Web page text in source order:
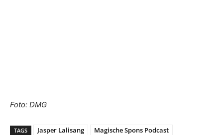
Foto: DMG
TAGS Jasper Lalisang
Magische Spons Podcast